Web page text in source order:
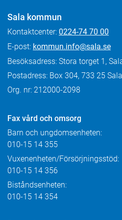
Sala kommun
Kontaktcenter: 0224-74 70 00
E-post: kommun.info@sala.se
Besöksadress: Stora torget 1,
Postadress: Box 304, 733 25 Sala
Org. nr: 212000-2098
Fax vård och omsorg
Barn och ungdomsenheten:
010-15 14 355
Vuxenenheten/Försörjningsstöd:
010-15 14 356
Biståndsenheten:
010-15 14 354